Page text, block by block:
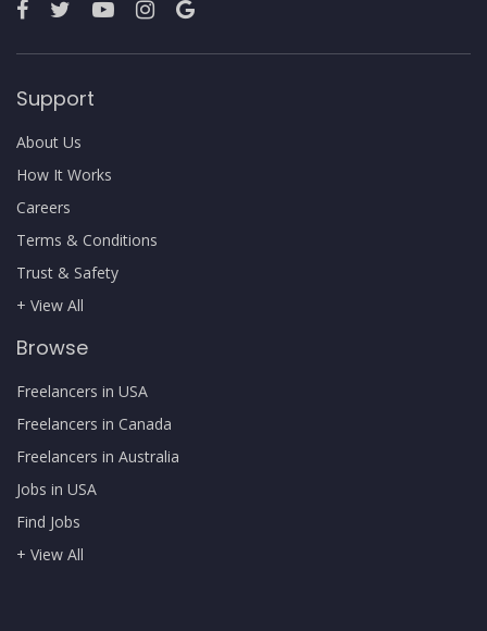
Support
About Us
How It Works
Careers
Terms & Conditions
Trust & Safety
+ View All
Browse
Freelancers in USA
Freelancers in Canada
Freelancers in Australia
Jobs in USA
Find Jobs
+ View All